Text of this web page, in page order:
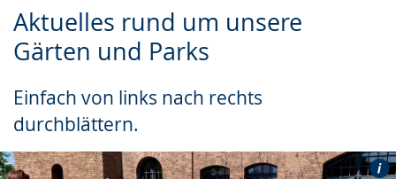
Aktuelles rund um unsere
Gärten und Parks
Einfach von links nach rechts
durchblättern.
Leichten
Sprache
Audio-
Unterstützung.
Video
in
Gebärdensprache
wird
angezeigt.